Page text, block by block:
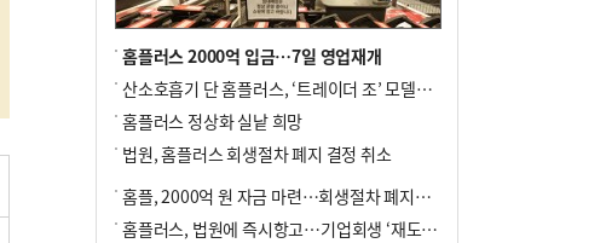
홈플러스 2000억 입금…7일 영업재개
산소호흡기 단 홈플러스, ‘트레이더 조’ 모델로 살아날까
홈플러스 정상화 실낱 희망
법원, 홈플러스 회생절차 폐지 결정 취소
홈플, 2000억 원 자금 마련…회생절차 폐지에 즉시항고(종합)
홈플러스, 법원에 즉시항고…기업회생 ‘재도전’